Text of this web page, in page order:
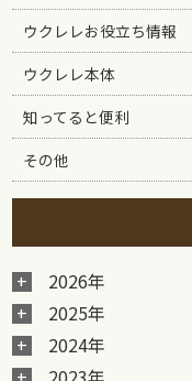
ウクレレお役立ち情報
ウクレレ本体
知ってると便利
その他
2026年
2025年
2024年